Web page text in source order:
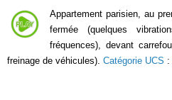
Appartement parisien, au
fermée (quelques
fréquences), devant
freinage de véhicules). Catégorie UCS :